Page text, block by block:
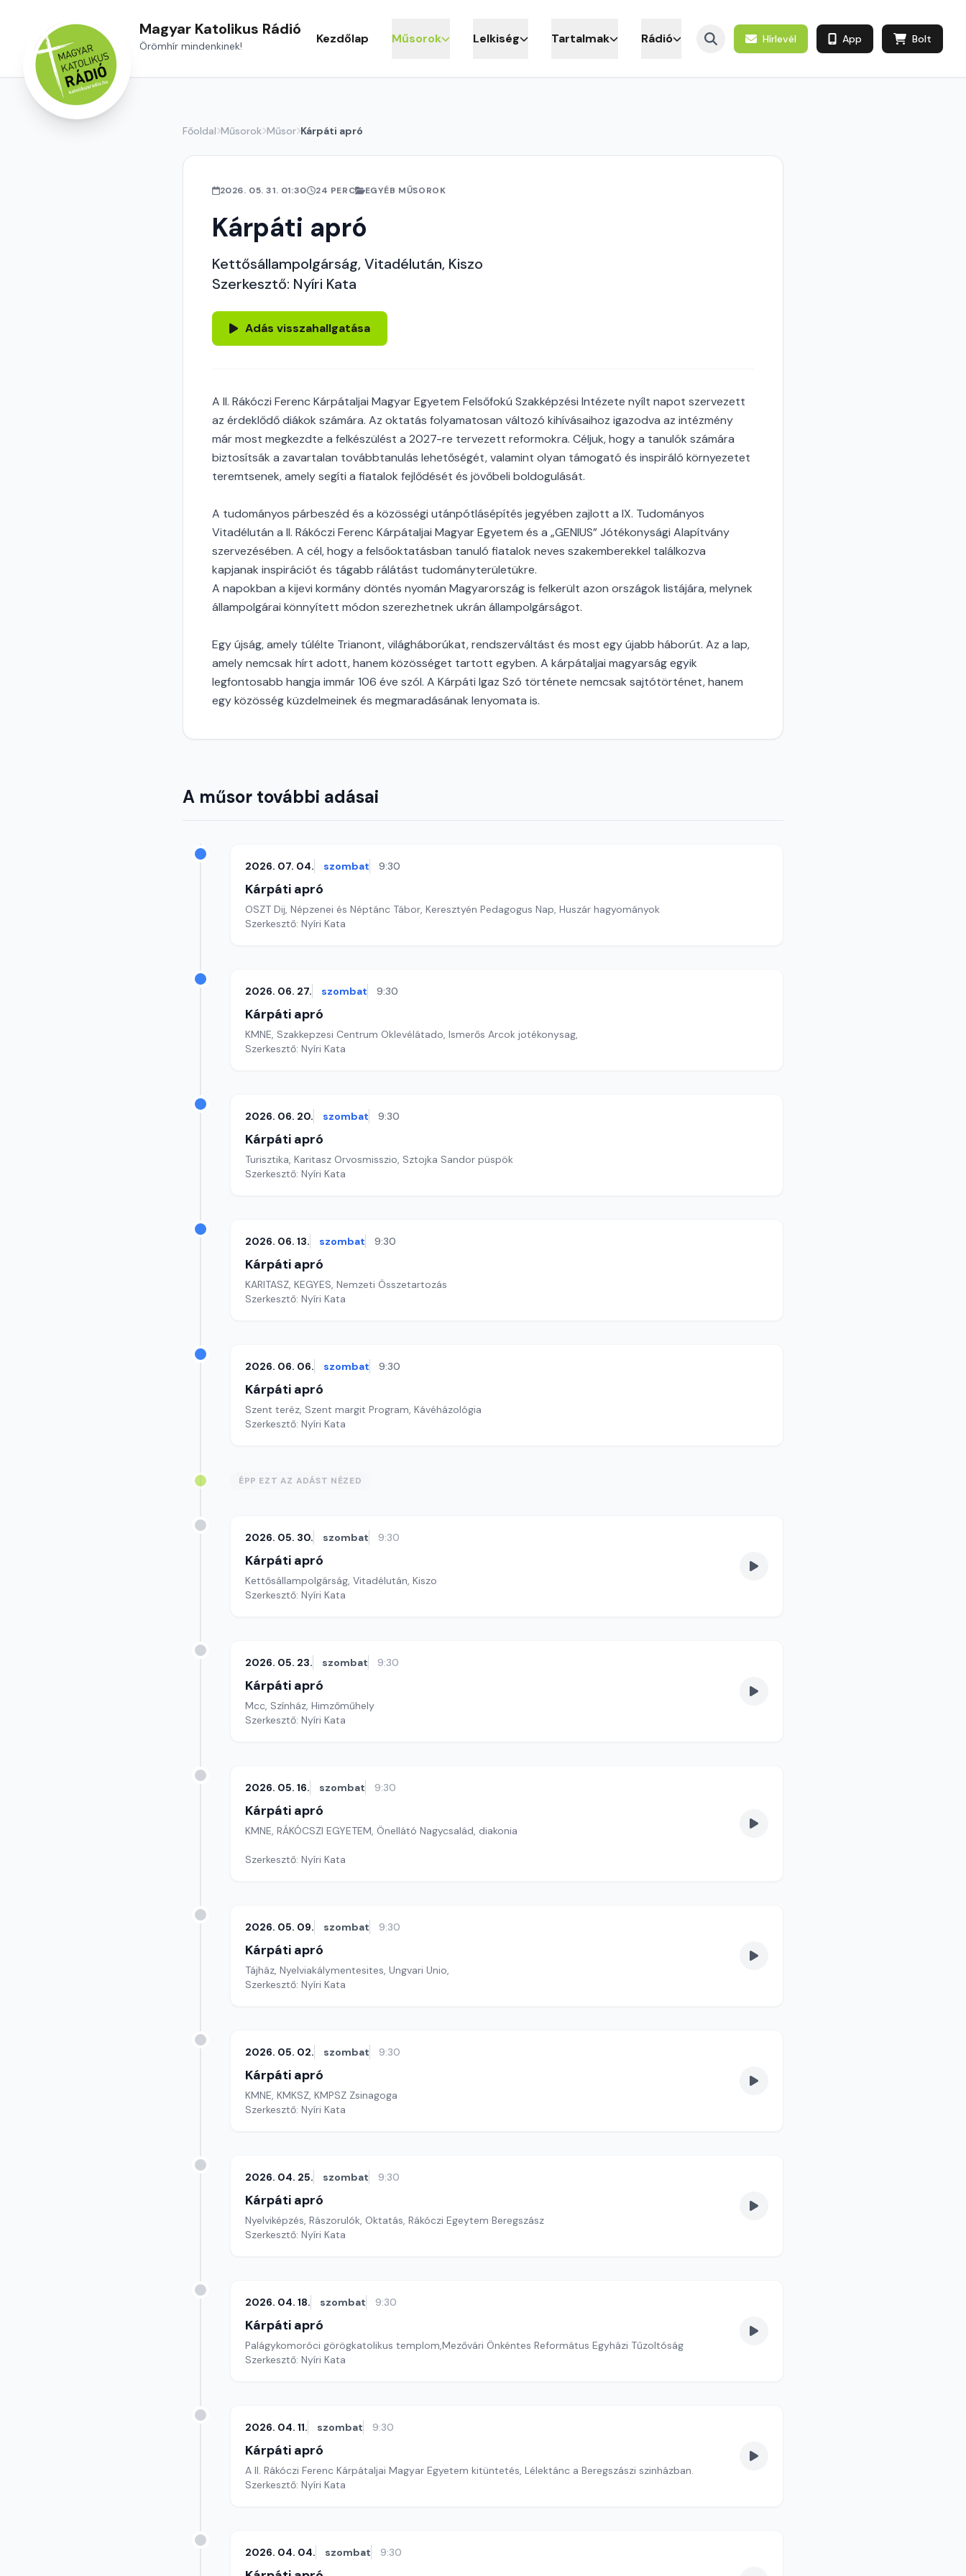
Magyar Katolikus Rádió
Örömhír mindenkinek! Kezdőlap Műsorok Lelkiség Tartalmak Rádió Hírlevél App Bolt
Főoldal Műsorok Műsor Kárpáti apró
2026. 05. 31. 01:30 24 PERC EGYÉB MŰSOROK
Kárpáti apró
Kettősállampolgárság, Vitadélután, Kiszo
Szerkesztő: Nyíri Kata
Adás visszahallgatása
A II. Rákóczi Ferenc Kárpátaljai Magyar Egyetem Felsőfokú Szakképzési Intézete nyílt napot szervezett
az érdeklődő diákok számára. Az oktatás folyamatosan változó kihívásaihoz igazodva az intézmény
már most megkezdte a felkészülést a 2027-re tervezett reformokra. Céljuk, hogy a tanulók számára
biztosítsák a zavartalan továbbtanulás lehetőségét, valamint olyan támogató és inspiráló környezetet
teremtsenek, amely segíti a fiatalok fejlődését és jövőbeli boldogulását.
A tudományos párbeszéd és a közösségi utánpótlásépítés jegyében zajlott a IX. Tudományos
Vitadélután a II. Rákóczi Ferenc Kárpátaljai Magyar Egyetem és a „GENIUS” Jótékonysági Alapítvány
szervezésében. A cél, hogy a felsőoktatásban tanuló fiatalok neves szakemberekkel találkozva
kapjanak inspirációt és tágabb rálátást tudományterületükre.
A napokban a kijevi kormány döntés nyomán Magyarország is felkerült azon országok listájára, melynek
állampolgárai könnyített módon szerezhetnek ukrán állampolgárságot.
Egy újság, amely túlélte Trianont, világháborúkat, rendszerváltást és most egy újabb háborút. Az a lap,
amely nemcsak hírt adott, hanem közösséget tartott egyben. A kárpátaljai magyarság egyik
legfontosabb hangja immár 106 éve szól. A Kárpáti Igaz Szó története nemcsak sajtótörténet, hanem
egy közösség küzdelmeinek és megmaradásának lenyomata is.
A műsor további adásai
2026. 07. 04. szombat 9:30
Kárpáti apró
OSZT Dij, Népzenei és Néptánc Tábor, Keresztyén Pedagogus Nap, Huszár hagyományok
Szerkesztő: Nyíri Kata
2026. 06. 27. szombat 9:30
Kárpáti apró
KMNE, Szakkepzesi Centrum Oklevélátado, Ismerős Arcok jotékonysag,
Szerkesztő: Nyíri Kata
2026. 06. 20. szombat 9:30
Kárpáti apró
Turisztika, Karitasz Orvosmisszio, Sztojka Sandor püspök
Szerkesztő: Nyíri Kata
2026. 06. 13. szombat 9:30
Kárpáti apró
KARITASZ, KEGYES, Nemzeti Összetartozás
Szerkesztő: Nyíri Kata
2026. 06. 06. szombat 9:30
Kárpáti apró
Szent teréz, Szent margit Program, Kávéházológia
Szerkesztő: Nyíri Kata
ÉPP EZT AZ ADÁST NÉZED
2026. 05. 30. szombat 9:30
Kárpáti apró
Kettősállampolgárság, Vitadélután, Kiszo
Szerkesztő: Nyíri Kata
2026. 05. 23. szombat 9:30
Kárpáti apró
Mcc, Színház, Himzőműhely
Szerkesztő: Nyíri Kata
2026. 05. 16. szombat 9:30
Kárpáti apró
KMNE, RÁKÓCSZI EGYETEM, Önellátó Nagycsalád, diakonia
Szerkesztő: Nyíri Kata
2026. 05. 09. szombat 9:30
Kárpáti apró
Tájház, Nyelviakálymentesites, Ungvari Unio,
Szerkesztő: Nyíri Kata
2026. 05. 02. szombat 9:30
Kárpáti apró
KMNE, KMKSZ, KMPSZ Zsinagoga
Szerkesztő: Nyíri Kata
2026. 04. 25. szombat 9:30
Kárpáti apró
Nyelviképzés, Rászorulók, Oktatás, Rákóczi Egeytem Beregszász
Szerkesztő: Nyíri Kata
2026. 04. 18. szombat 9:30
Kárpáti apró
Palágykomoróci görögkatolikus templom,Mezővári Önkéntes Református Egyházi Tűzoltóság
Szerkesztő: Nyíri Kata
2026. 04. 11. szombat 9:30
Kárpáti apró
A II. Rákóczi Ferenc Kárpátaljai Magyar Egyetem kitüntetés, Lélektánc a Beregszászi szinházban.
Szerkesztő: Nyíri Kata
2026. 04. 04. szombat 9:30